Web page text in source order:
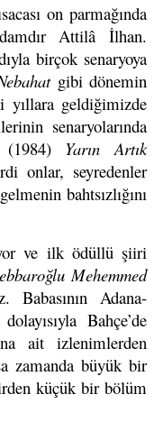
on parmağında
Attilâ İlhan.
birçok senaryoya
gibi dönemin
yıllara geldiğimizde
senaryolarında
Yarın Artık
onlar, seyredenler
bahtsızlığını
ve ilk ödüllü şiiri
Mehemmed
Babasının Adana-
Bahçe’de
ait izlenimlerden
zamanda büyük bir
küçük bir bölüm